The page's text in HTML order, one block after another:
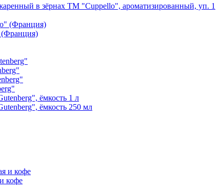
в зёрнах ТМ "Cuppello", ароматизированный, уп. 1
ёмкость 1 л
ёмкость 250 мл
кофе